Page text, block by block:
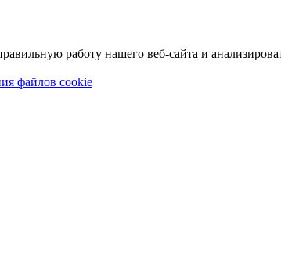
работу нашего веб-сайта и
файлов cookie